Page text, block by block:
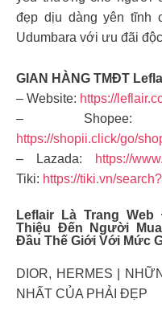
đẹp dịu dàng yên tĩnh
Udumbara với ưu đãi
GIAN HÀNG TMĐT
– Website: https://
–
https://shopii.click/go/
– Lazada:
https://
Tiki: https://tiki.vn/
Leflair Là Trang
Thiệu Đến Người
Đầu Thế Giới Với Mức
DIOR, HERMES |
NHẤT CỦA PHẢI ĐẸP